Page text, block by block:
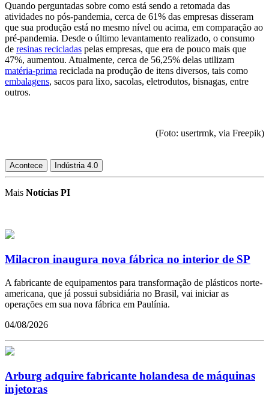
Quando perguntadas sobre como está sendo a retomada das
atividades no pós-pandemia, cerca de 61% das empresas disseram
que sua produção está no mesmo nível ou acima, em comparação ao
pré-pandemia. Desde o último levantamento realizado, o consumo
de resinas recicladas pelas empresas, que era de pouco mais que
47%, aumentou. Atualmente, cerca de 56,25% delas utilizam
matéria-prima reciclada na produção de itens diversos, tais como
embalagens, sacos para lixo, sacolas, eletrodutos, bisnagas, entre
outros.
(Foto: usertrmk, via Freepik)
Acontece Indústria 4.0
Mais Notícias PI
Milacron inaugura nova fábrica no interior de SP
A fabricante de equipamentos para transformação de plásticos norte-
americana, que já possui subsidiária no Brasil, vai iniciar as
operações em sua nova fábrica em Paulínia.
04/08/2026
Arburg adquire fabricante holandesa de máquinas
injetoras